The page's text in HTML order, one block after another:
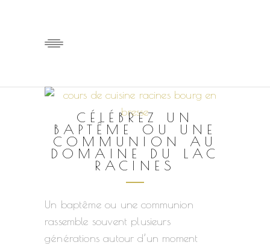
CÉLÉBREZ UN
BAPTÊME OU UNE
COMMUNION AU
DOMAINE DU LAC
RACINES
Un baptême ou une communion
rassemble souvent plusieurs
générations autour d’un moment